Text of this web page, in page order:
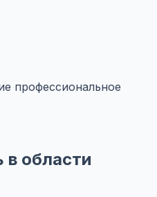
профессиональное
в области